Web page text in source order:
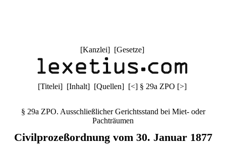
[Kanzlei] [Gesetze]
[Titelei] [Inhalt] [Quellen] [<] § 29a ZPO [>]
§ 29a ZPO. Ausschließlicher Gerichtsstand bei Miet- oder
Pachträumen
Civilprozeßordnung vom 30. Januar 1877